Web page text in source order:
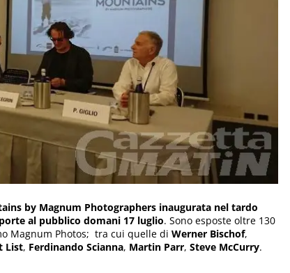
by Magnum Photographers inaugurata nel tardo
al pubblico domani 17 luglio. Sono esposte oltre 130
Magnum Photos; tra cui quelle di Werner Bischof,
List, Ferdinando Scianna, Martin Parr, Steve McCurry.